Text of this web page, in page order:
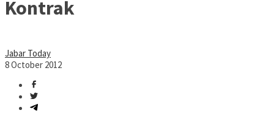
Kontrak
Jabar Today
8 October 2012